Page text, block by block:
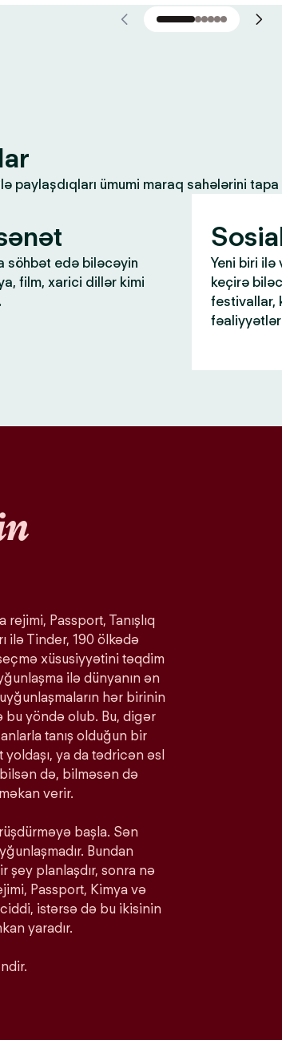
ümumi maraq sahələrini
söhbət edə biləcəyin
film, xarici dillər kimi
Yeni biri ilə
keçirə
festivallar,
Passport, Tanışlıq
ilə Tinder, 190 ölkədə
xüsusiyyətini təqdim
ilə dünyanın ən
hər birinin
bu yöndə olub. Bu, digər
tanış olduğun bir
ya da tədricən əsl
bilsən də, bilməsən də
verir.
başla. Sən
Bundan
şey planlaşdır, sonra nə
Passport, Kimya və
istərsə də bu ikisinin
yaradır.